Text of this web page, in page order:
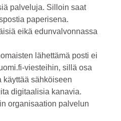
palveluja. Silloin saat
paperisena.
eikä edunvalvonnassa
lähettämä posti ei
viesteihin, sillä osa
käyttää sähköiseen
digitaalisia kanavia.
organisaation palvelun